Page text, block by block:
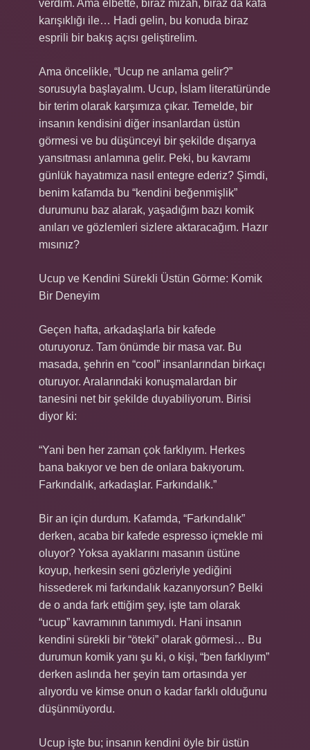
verdim. Ama elbette, biraz mizah, biraz da kafa
karışıklığı ile… Hadi gelin, bu konuda biraz
esprili bir bakış açısı geliştirelim.
Ama öncelikle, “Ucup ne anlama gelir?”
sorusuyla başlayalım. Ucup, İslam literatüründe
bir terim olarak karşımıza çıkar. Temelde, bir
insanın kendisini diğer insanlardan üstün
görmesi ve bu düşünceyi bir şekilde dışarıya
yansıtması anlamına gelir. Peki, bu kavramı
günlük hayatımıza nasıl entegre ederiz? Şimdi,
benim kafamda bu “kendini beğenmişlik”
durumunu baz alarak, yaşadığım bazı komik
anıları ve gözlemleri sizlere aktaracağım. Hazır
mısınız?
Ucup ve Kendini Sürekli Üstün Görme: Komik
Bir Deneyim
Geçen hafta, arkadaşlarla bir kafede
oturuyoruz. Tam önümde bir masa var. Bu
masada, şehrin en “cool” insanlarından birkaçı
oturuyor. Aralarındaki konuşmalardan bir
tanesini net bir şekilde duyabiliyorum. Birisi
diyor ki:
“Yani ben her zaman çok farklıyım. Herkes
bana bakıyor ve ben de onlara bakıyorum.
Farkındalık, arkadaşlar. Farkındalık.”
Bir an için durdum. Kafamda, “Farkındalık”
derken, acaba bir kafede espresso içmekle mi
oluyor? Yoksa ayaklarını masanın üstüne
koyup, herkesin seni gözleriyle yediğini
hissederek mi farkındalık kazanıyorsun? Belki
de o anda fark ettiğim şey, işte tam olarak
“ucup” kavramının tanımıydı. Hani insanın
kendini sürekli bir “öteki” olarak görmesi… Bu
durumun komik yanı şu ki, o kişi, “ben farklıyım”
derken aslında her şeyin tam ortasında yer
alıyordu ve kimse onun o kadar farklı olduğunu
düşünmüyordu.
Ucup işte bu; insanın kendini öyle bir üstün